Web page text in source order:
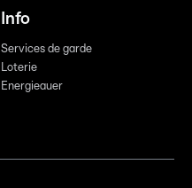
Info
Services de garde
Loterie
Energieauer